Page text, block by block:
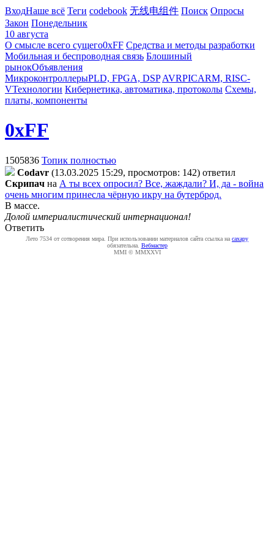
ВходНаше всё Теги codebook 无线电组件 Поиск Опросы
Закон Понедельник
10 августа
О смысле всего сущего0xFF Средства и методы разработки
Мобильная и беспроводная связь Блошиный
рынокОбъявления
МикроконтроллерыPLD, FPGA, DSP AVRPICARM, RISC-
VТехнологии Кибернетика, автоматика, протоколы Схемы,
платы, компоненты
0xFF
1505836 Топик полностью
Codavr (13.03.2025 15:29, просмотров: 142) ответил
Cкpипaч на А ты всех опросил? Все, жаждали? И, да - война
очень многим принесла чёрную икру на бутерброд.
В массе.
Долой империалистический интернационал!
Ответить
Лето 7534 от сотворения мира. При использовании материалов сайта ссылка на caxapу
обязательна. Вебмастер
MMI © MMXXVI